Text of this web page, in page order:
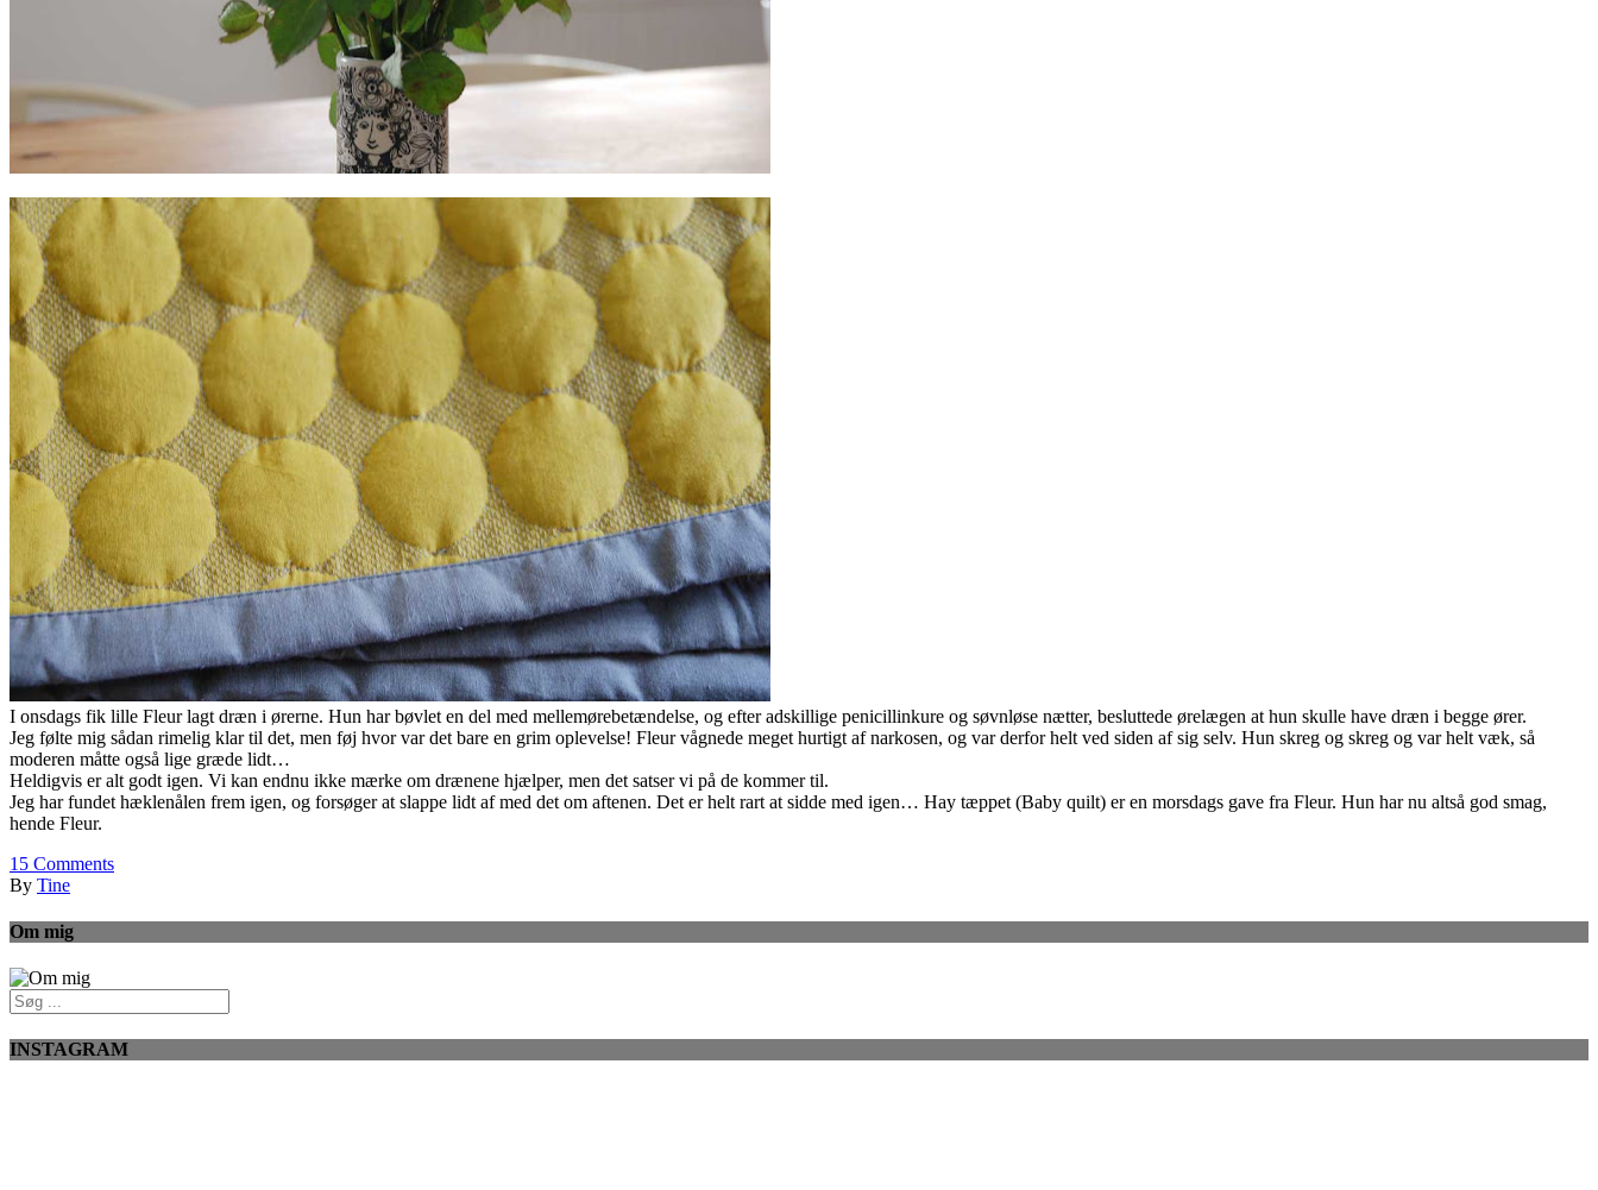
I onsdags fik lille Fleur lagt dræn i ørerne. Hun har bøvlet en del med mellemørebetændelse, og efter adskillige penicillinkure og søvnløse nætter, besluttede ørelægen at hun skulle have dræn i begge ører.
Jeg følte mig sådan rimelig klar til det, men føj hvor var det bare en grim oplevelse! Fleur vågnede meget hurtigt af narkosen, og var derfor helt ved siden af sig selv. Hun skreg og skreg og var helt væk, så
moderen måtte også lige græde lidt…
Heldigvis er alt godt igen. Vi kan endnu ikke mærke om drænene hjælper, men det satser vi på de kommer til.
Jeg har fundet hæklenålen frem igen, og forsøger at slappe lidt af med det om aftenen. Det er helt rart at sidde med igen… Hay tæppet (Baby quilt) er en morsdags gave fra Fleur. Hun har nu altså god smag,
hende Fleur.
15 Comments
By Tine
Om mig
INSTAGRAM